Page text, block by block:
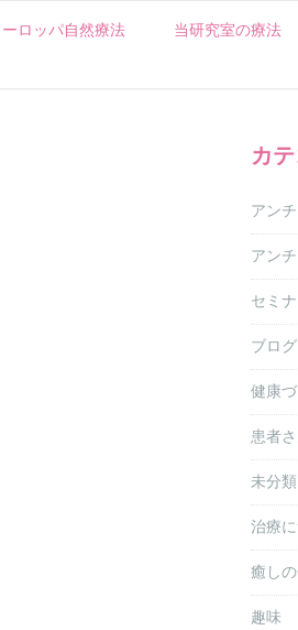
ーロッパ自然療法 当研究室の療法
カ
アン
アン
セミ
ブログ
健康づ
患者
未分類
治療
癒し
趣味